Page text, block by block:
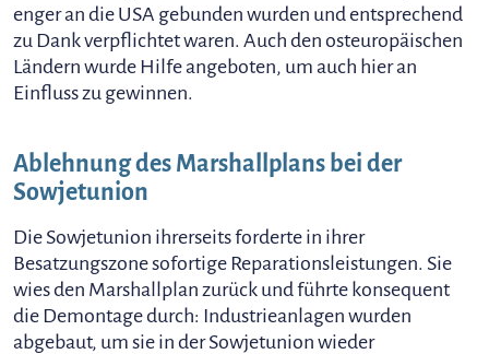
enger an die USA gebunden wurden und entsprechend
zu Dank verpflichtet waren. Auch den osteuropäischen
Ländern wurde Hilfe angeboten, um auch hier an
Einfluss zu gewinnen.
Ablehnung des Marshallplans bei der
Sowjetunion
Die Sowjetunion ihrerseits forderte in ihrer
Besatzungszone sofortige Reparationsleistungen. Sie
wies den Marshallplan zurück und führte konsequent
die Demontage durch: Industrieanlagen wurden
abgebaut, um sie in der Sowjetunion wieder